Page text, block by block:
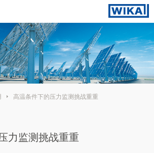
高温条件下的压力监测挑战重重
力监测挑战重重